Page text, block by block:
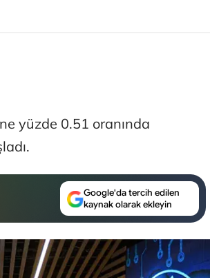
yüzde 0.51 oranında
Google'da tercih edilen
kaynak olarak ekleyin